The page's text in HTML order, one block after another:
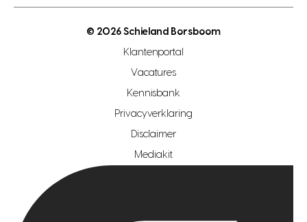
open woningwaarde dag
makelaar regio zoetermeer
hypotheekshop regio den haag
hypotheekshop regio rotterdam
© 2026 Schieland Borsboom
Klantenportal
Vacatures
Kennisbank
Privacyverklaring
Disclaimer
Mediakit